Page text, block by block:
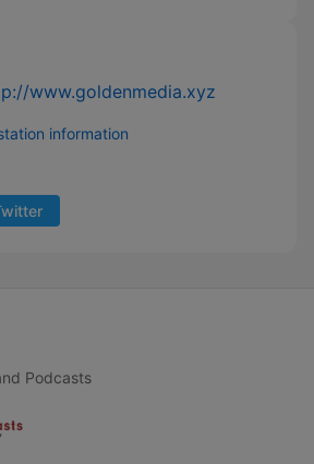
www.goldenmedia.xyz
information
Podcasts